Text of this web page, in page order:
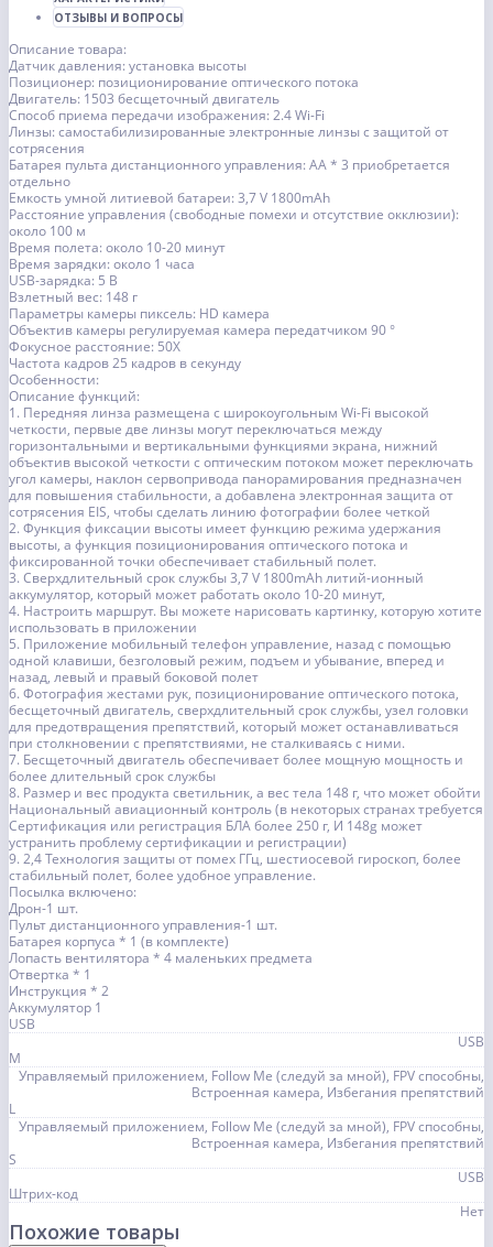
ОТЗЫВЫ И ВОПРОСЫ
Описание товара:
Датчик давления: установка высоты
Позиционер: позиционирование оптического потока
Двигатель: 1503 бесщеточный двигатель
Способ приема передачи изображения: 2.4 Wi-Fi
Линзы: самостабилизированные электронные линзы с защитой от
сотрясения
Батарея пульта дистанционного управления: AA * 3 приобретается
отдельно
Емкость умной литиевой батареи: 3,7 V 1800mAh
Расстояние управления (свободные помехи и отсутствие окклюзии):
около 100 м
Время полета: около 10-20 минут
Время зарядки: около 1 часа
USB-зарядка: 5 В
Взлетный вес: 148 г
Параметры камеры пиксель: HD камера
Объектив камеры регулируемая камера передатчиком 90 °
Фокусное расстояние: 50X
Частота кадров 25 кадров в секунду
Особенности:
Описание функций:
1. Передняя линза размещена с широкоугольным Wi-Fi высокой
четкости, первые две линзы могут переключаться между
горизонтальными и вертикальными функциями экрана, нижний
объектив высокой четкости с оптическим потоком может переключать
угол камеры, наклон сервопривода панорамирования предназначен
для повышения стабильности, а добавлена электронная защита от
сотрясения EIS, чтобы сделать линию фотографии более четкой
2. Функция фиксации высоты имеет функцию режима удержания
высоты, а функция позиционирования оптического потока и
фиксированной точки обеспечивает стабильный полет.
3. Сверхдлительный срок службы 3,7 V 1800mAh литий-ионный
аккумулятор, который может работать около 10-20 минут,
4. Настроить маршрут. Вы можете нарисовать картинку, которую хотите
использовать в приложении
5. Приложение мобильный телефон управление, назад с помощью
одной клавиши, безголовый режим, подъем и убывание, вперед и
назад, левый и правый боковой полет
6. Фотография жестами рук, позиционирование оптического потока,
бесщеточный двигатель, сверхдлительный срок службы, узел головки
для предотвращения препятствий, который может останавливаться
при столкновении с препятствиями, не сталкиваясь с ними.
7. Бесщеточный двигатель обеспечивает более мощную мощность и
более длительный срок службы
8. Размер и вес продукта светильник, а вес тела 148 г, что может обойти
Национальный авиационный контроль (в некоторых странах требуется
Сертификация или регистрация БЛА более 250 г, И 148g может
устранить проблему сертификации и регистрации)
9. 2,4 Технология защиты от помех ГГц, шестиосевой гироскоп, более
стабильный полет, более удобное управление.
Посылка включено:
Дрон-1 шт.
Пульт дистанционного управления-1 шт.
Батарея корпуса * 1 (в комплекте)
Лопасть вентилятора * 4 маленьких предмета
Отвертка * 1
Инструкция * 2
Аккумулятор 1
USB
USB
M
Управляемый приложением, Follow Me (следуй за мной), FPV способны,
Встроенная камера, Избегания препятствий
L
Управляемый приложением, Follow Me (следуй за мной), FPV способны,
Встроенная камера, Избегания препятствий
S
USB
Штрих-код
Нет
Похожие товары